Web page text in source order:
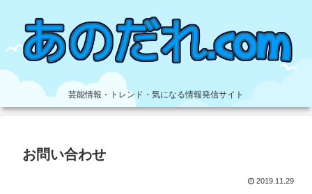
芸能情報・トレンド・気になる情報発信サイト
お問い合わせ
2019.11.29